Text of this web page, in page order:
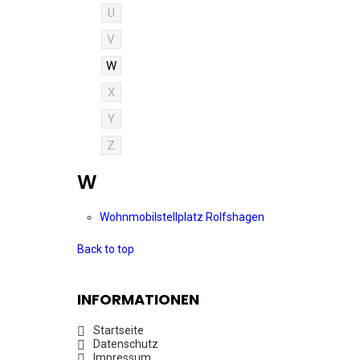
U
V
W
X
Y
Z
W
Wohnmobilstellplatz Rolfshagen
Back to top
INFORMATIONEN
Startseite
Datenschutz